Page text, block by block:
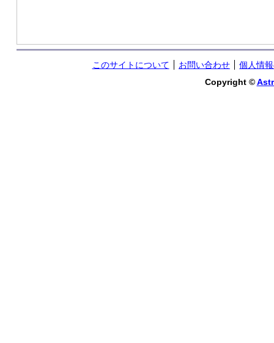
このサイトについて お問い合わせ
個人情
Copyright ©